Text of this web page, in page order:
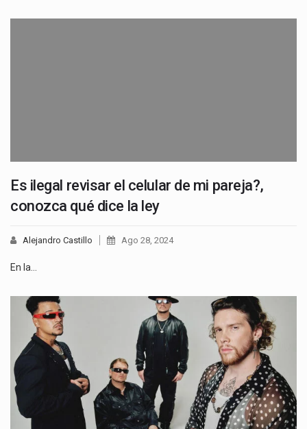
Es ilegal revisar el celular de mi pareja?,
conozca qué dice la ley
Alejandro Castillo Ago 28, 2024
En la…